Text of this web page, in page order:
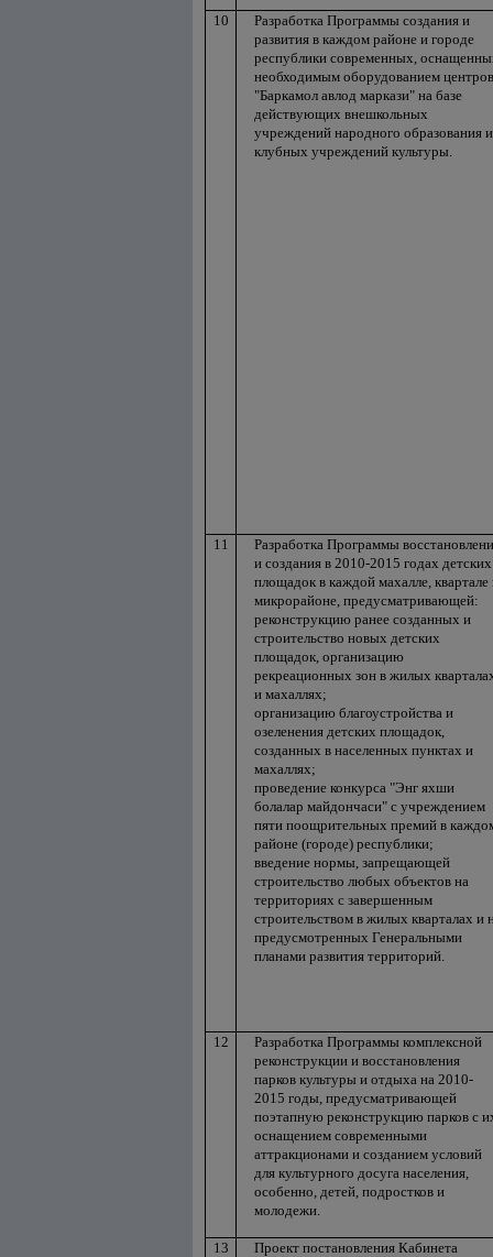
10
Разработка Программы создания и
развития в каждом районе и городе
республики современных,
необходимым оборудованием центров
"Баркамол авлод маркази" на базе
действующих внешкольных
учреждений народного образования и
клубных учреждений культуры.
11
Разработка Программы
и создания в 2010-2015 годах детских
площадок в каждой махалле, квартале
микрорайоне, предусматривающей:
реконструкцию ранее созданных и
строительство новых детских
площадок, организацию
рекреационных зон в жилых
и махаллях;
организацию благоустройства и
озеленения детских площадок,
созданных в населенных пунктах и
махаллях;
проведение конкурса "Энг яхши
болалар майдончаси" с учреждением
пяти поощрительных премий в
районе (городе) республики;
введение нормы, запрещающей
строительство любых объектов на
территориях с завершенным
строительством в жилых кварталах и
предусмотренных Генеральными
планами развития территорий.
12
Разработка Программы комплексной
реконструкции и восстановления
парков культуры и отдыха на 2010-
2015 годы, предусматривающей
поэтапную реконструкцию парков с
оснащением современными
аттракционами и созданием условий
для культурного досуга населения,
особенно, детей, подростков и
молодежи.
13
Проект постановления Кабинета